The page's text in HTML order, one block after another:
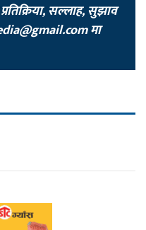
सल्लाह, सुझाव
मा